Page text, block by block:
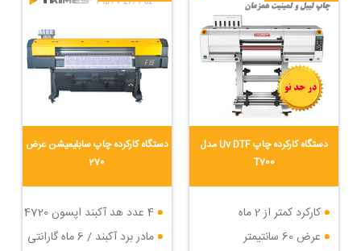
دستگاه کارکرده چاپ سابلیمیشن عرض
270
4 عدد هد آکبند اپسون 4720
مادر برد آکبند / 6 ماه گارانتی
دستگاه کارکرده چاپ Uv DTF مدل
T700
کارکرد کمتر از 2 ماه
عرض 60 سانتیمتر